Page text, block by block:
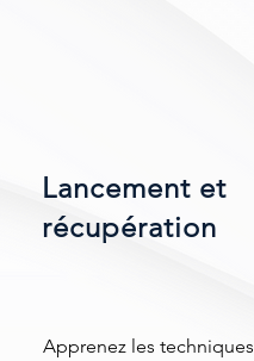
Lancement et
récupération
Apprenez les techniques